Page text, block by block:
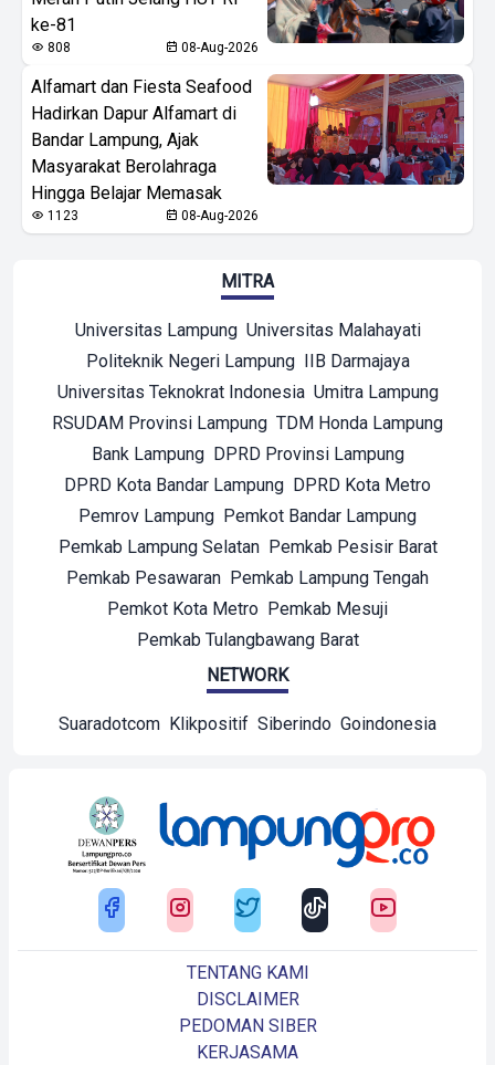
ke-81
808 08-Aug-2026
Alfamart dan Fiesta Seafood
Hadirkan Dapur Alfamart di
Bandar Lampung, Ajak
Masyarakat Berolahraga
Hingga Belajar Memasak
1123 08-Aug-2026
MITRA
Universitas Lampung Universitas Malahayati
Politeknik Negeri Lampung IIB Darmajaya
Universitas Teknokrat Indonesia Umitra Lampung
RSUDAM Provinsi Lampung TDM Honda Lampung
Bank Lampung DPRD Provinsi Lampung
DPRD Kota Bandar Lampung DPRD Kota Metro
Pemrov Lampung Pemkot Bandar Lampung
Pemkab Lampung Selatan Pemkab Pesisir Barat
Pemkab Pesawaran Pemkab Lampung Tengah
Pemkot Kota Metro Pemkab Mesuji
Pemkab Tulangbawang Barat
NETWORK
Suaradotcom Klikpositif Siberindo Goindonesia
TENTANG KAMI
DISCLAIMER
PEDOMAN SIBER
KERJASAMA